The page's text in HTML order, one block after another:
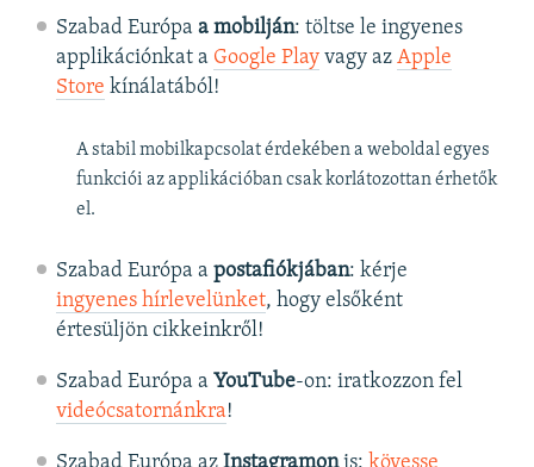
Szabad Európa a mobilján: töltse le ingyenes
applikációnkat a Google Playvagy az Apple
Store kínálatából!
A stabil mobilkapcsolat érdekében a weboldal egyes
funkciói az applikációban csak korlátozottan érhetők
el.
Szabad Európa a postafiókjában: kérje
ingyenes hírlevelünket, hogy elsőként
értesüljön cikkeinkről!
Szabad Európa a YouTube-on: iratkozzon fel
videócsatornánkra!
Szabad Európa az Instagramonis: kövesse